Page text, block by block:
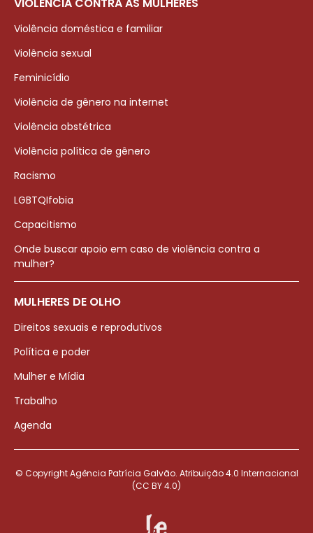
VIOLÊNCIA CONTRA AS MULHERES
Violência doméstica e familiar
Violência sexual
Feminicídio
Violência de gênero na internet
Violência obstétrica
Violência política de gênero
Racismo
LGBTQIfobia
Capacitismo
Onde buscar apoio em caso de violência contra a
mulher?
MULHERES DE OLHO
Direitos sexuais e reprodutivos
Política e poder
Mulher e Mídia
Trabalho
Agenda
© Copyright Agência Patrícia Galvão. Atribuição 4.0 Internacional
(CC BY 4.0)